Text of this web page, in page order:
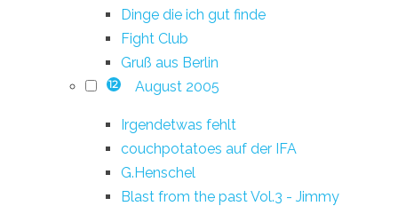
Dinge die ich gut finde
Fight Club
Gruß aus Berlin
12 August 2005
Irgendetwas fehlt
couchpotatoes auf der IFA
G.Henschel
Blast from the past Vol.3 - Jimmy